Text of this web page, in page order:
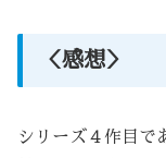
＜感想＞
シリーズ４作目で